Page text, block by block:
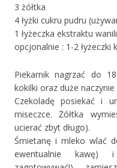
3 żółtka
4 łyżki cukru pudru
1 łyżeczka ekstraktu
opcjonalnie : 1-2 łyżeczki
Piekarnik nagrzać do
kokilki oraz duże
Czekoladę posiekać i
miseczce. Żółtka
ucierać zbyt długo).
Śmietanę i mleko wlać
ewentualnie kawę)